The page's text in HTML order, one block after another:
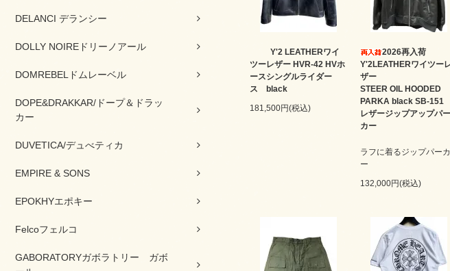
DELANCI デランシー
DOLLY NOIREドリーノアール
DOMREBELドムレーベル
DOPE&DRAKKAR/ドープ＆ドラッ
カー
DUVETICA/デュべティカ
EMPIRE & SONS
EPOKHYエポキー
Felcoフェルコ
GABORATORYガボラトリー ガボ
Y'2 LEATHERワイ
ツーレザー HVR-42 HVホ
ースシングルライダー
ス black
181,500円(税込)
2026再入荷
Y'2LEATHERワイツー
ザー
STEER OIL HOODED
PARKA black SB-151
レザージップアップパー
カー
ラフに着るジップパーカ
ー
132,000円(税込)